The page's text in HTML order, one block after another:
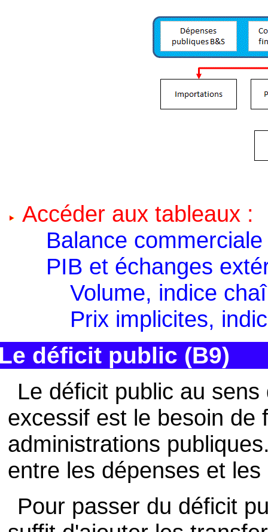
Accéder aux tableaux :
Balance commerciale
PIB et échanges
Volume, indice
Prix implicites,
déficit public (B9)
Le déficit public au
excessif est le besoin de
administrations
entre les dépenses et
Pour passer du déficit